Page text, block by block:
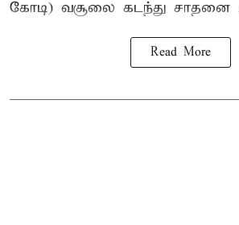
கோடி) வசூலை கடந்து சாதனை
Read More